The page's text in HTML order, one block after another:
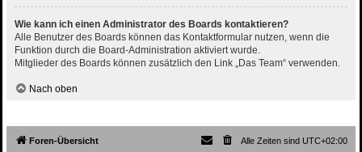
Wie kann ich einen Administrator des Boards kontaktieren?
Alle Benutzer des Boards können das Kontaktformular nutzen, wenn die
Funktion durch die Board-Administration aktiviert wurde.
Mitglieder des Boards können zusätzlich den Link „Das Team“ verwenden.
Nach oben
Foren-Übersicht Alle Zeiten sind UTC+02:00